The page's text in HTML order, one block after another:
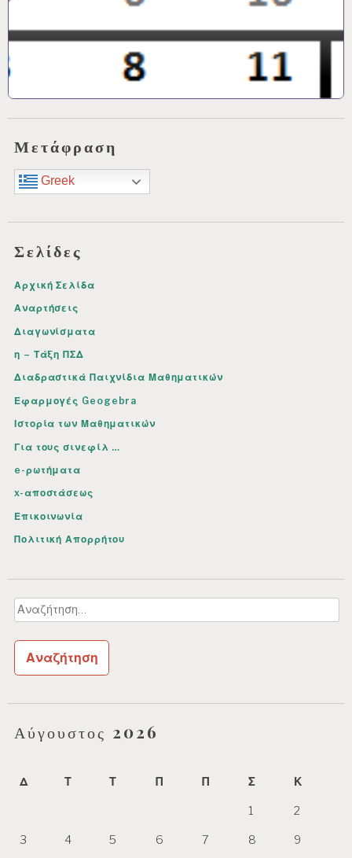
Μετάφραση
Greek
Σελίδες
Αρχική Σελίδα
Αναρτήσεις
Διαγωνίσματα
η – Τάξη ΠΣΔ
Διαδραστικά Παιχνίδια Μαθηματικών
Εφαρμογές Geogebra
Ιστορία των Μαθηματικών
Για τους σινεφίλ …
e-ρωτήματα
x-αποστάσεως
Επικοινωνία
Πολιτική Απορρήτου
Αναζήτηση
για:
Αύγουστος 2026
Δ Τ Τ Π Π Σ Κ
1 2
3 4 5 6 7 8 9